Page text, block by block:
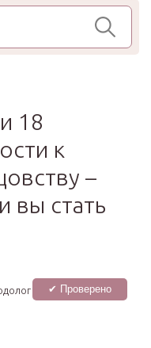
18
к
–
вы стать
✔ Проверено